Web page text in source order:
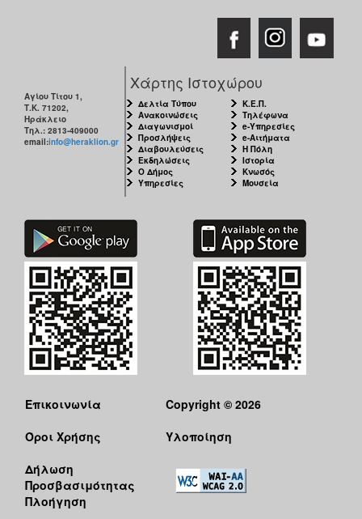
Αγίου Τίτου 1,
Τ.Κ. 71202,
Ηράκλειο
Τηλ.: 2813-409000
email:info@heraklion.gr
Χάρτης Ιστοχώρου
Δελτία Τύπου
Ανακοινώσεις
Διαγωνισμοί
Προσλήψεις
Διαβουλεύσεις
Εκδηλώσεις
Ο Δήμος
Υπηρεσίες
Κ.Ε.Π.
Τηλέφωνα
e-Υπηρεσίες
e-Αιτήματα
Η Πόλη
Ιστορία
Κνωσός
Μουσεία
Επικοινωνία
Όροι Χρήσης
Δήλωση
Προσβασιμότητας
Πλοήγηση
Copyright © 2026
Υλοποίηση